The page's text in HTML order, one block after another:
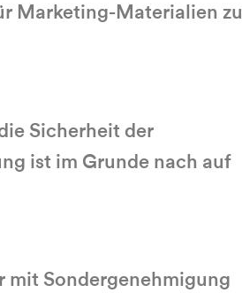
Marketing-Materialien zu
Sicherheit der
ist im Grunde nach auf
mit Sondergenehmigung